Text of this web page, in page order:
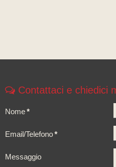
Contattaci e chiedici
Nome*
Email/Telefono*
Messaggio